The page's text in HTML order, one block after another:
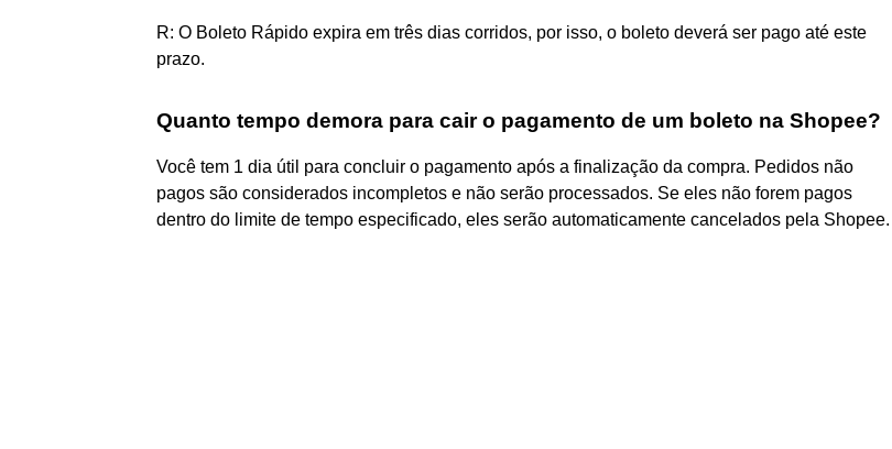
R: O Boleto Rápido expira em três dias corridos, por isso, o boleto deverá ser pago até este
prazo.
Quanto tempo demora para cair o pagamento de um boleto na Shopee?
Você tem 1 dia útil para concluir o pagamento após a finalização da compra. Pedidos não
pagos são considerados incompletos e não serão processados. Se eles não forem pagos
dentro do limite de tempo especificado, eles serão automaticamente cancelados pela Shopee.